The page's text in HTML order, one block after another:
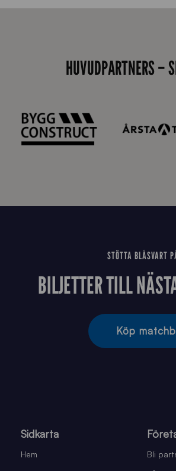
HUVUDPARTNERS –
STÖTTA BLÅSVART
BILJETTER TILL
Köp
Sidkarta
Hem
Bli